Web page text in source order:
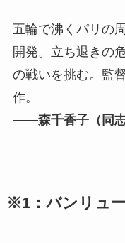
五輪で沸くパリの
開発。⽴ち退きの
の戦いを挑む。監
作。
――森千⾹⼦（同志
※1：バンリュ